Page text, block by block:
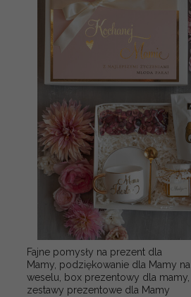
Fajne pomysły na prezent dla
Mamy, podziękowanie dla Mamy na
weselu, box prezentowy dla mamy,
zestawy prezentowe dla Mamy